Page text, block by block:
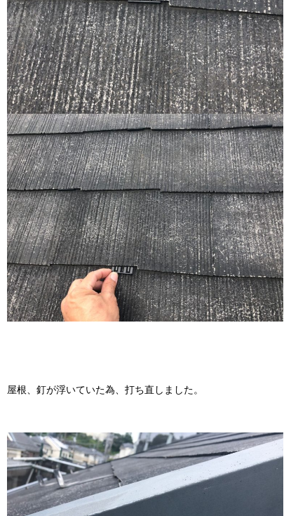
屋根、釘が浮いていた為、打ち直しました。